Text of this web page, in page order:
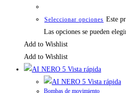
Seleccionar opciones Este
Las opciones se pueden
Add to Wishlist
Add to Wishlist
Vista rápida
Vista rápida
Bombas de movimiento